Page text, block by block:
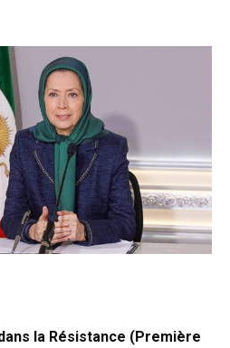
la Résistance (Première